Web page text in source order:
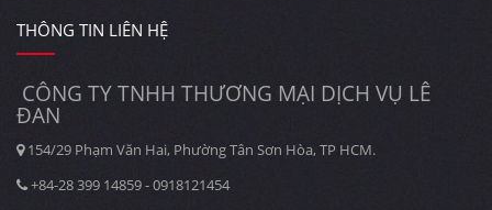
THÔNG TIN LIÊN HỆ
CÔNG TY TNHH THƯƠNG MẠI DỊCH VỤ LÊ
ĐAN
154/29 Phạm Văn Hai, Phường Tân Sơn Hòa, TP HCM.
+84-28 399 14859 - 0918121454